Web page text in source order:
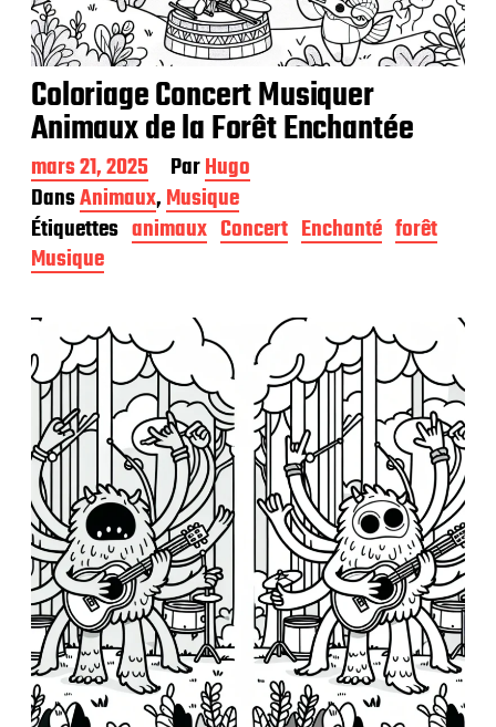
Coloriage Concert Musiquer
Animaux de la Forêt Enchantée
D
a
t
e
d
e
u
b
l
i
a
t
o
n
mars 21, 2025 ParHugo
DansAnimaux,Musique
Étiquettes animaux Concert Enchanté forêt
Musique